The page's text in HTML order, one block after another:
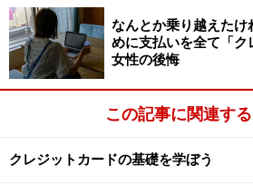
なんとか乗り越えた
めに支払いを全て「
女性の後悔
この記事に関連す
クレジットカードの基礎を学ぼう